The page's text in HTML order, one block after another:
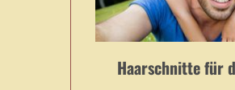
Haarschnitte für